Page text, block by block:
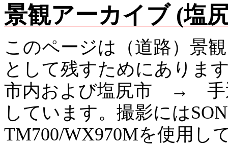
景観アーカイブ (塩
このページは（道路）景
として残すためにありま
市内および塩尻市 → 手
しています。撮影には
TM700/WX970Mを使用し